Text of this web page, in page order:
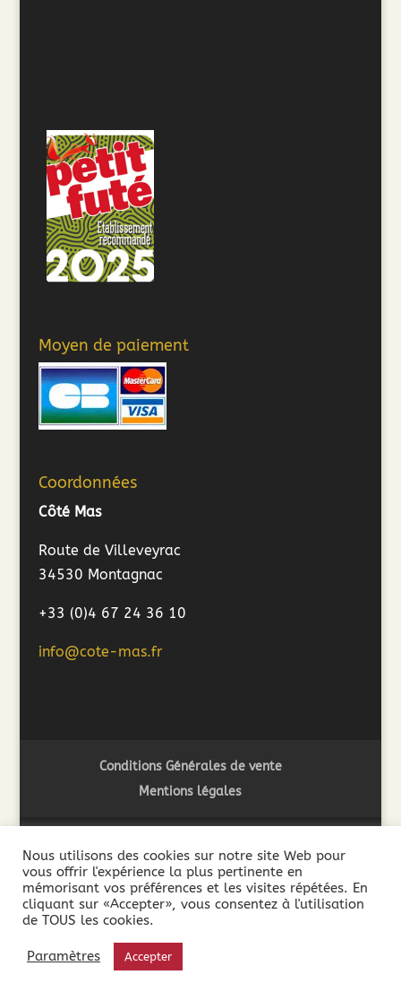
Moyen de paiement
Coordonnées
Côté Mas
Route de Villeveyrac
34530 Montagnac
+33 (0)4 67 24 36 10
info@cote-mas.fr
Conditions Générales de vente
Mentions légales
2018 ©Côté Mas - L'abus d'alcool est dangereux pour la
santé. A consommer avec modération - La vente de boissons
alcooliques est interdite aux mineurs de moins de 18 ans. La
preuve de la majorité de l’acheteur est exigée au moment de
la vente en ligne.
Nous utilisons des cookies sur notre site Web pour
vous offrir l'expérience la plus pertinente en
mémorisant vos préférences et les visites répétées. En
cliquant sur «Accepter», vous consentez à l'utilisation
de TOUS les cookies.
Paramètres Accepter